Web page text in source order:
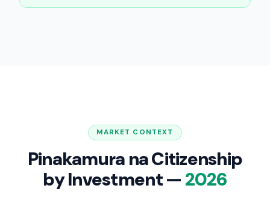
MARKET CONTEXT
Pinakamura na Citizenship
by Investment — 2026